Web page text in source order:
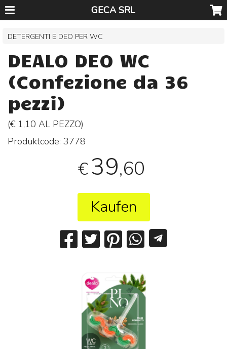
GECA SRL
DETERGENTI E DEO PER WC
DEALO DEO WC
(Confezione da 36
pezzi)
(€ 1,10 AL PEZZO)
Produktcode:3778
€39,60
Kaufen